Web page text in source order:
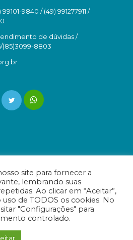
9840 / (49) 991277911 /
de dúvidas /
(85)3099-8803
site para fornecer a
lembrando suas
Ao clicar em “Aceitar”,
de TODOS os cookies. No
"Configurações" para
controlado.